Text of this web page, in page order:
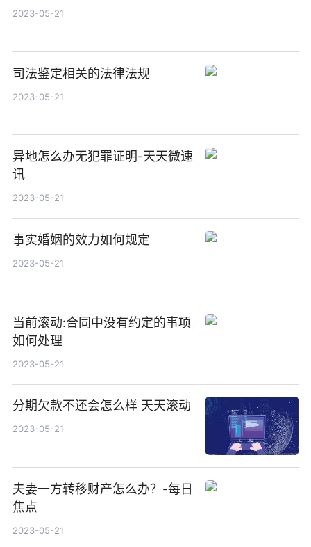
2023-05-21
司法鉴定相关的法律法规
2023-05-21
异地怎么办无犯罪证明-天天微速
讯
2023-05-21
事实婚姻的效力如何规定
2023-05-21
当前滚动:合同中没有约定的事项
如何处理
2023-05-21
分期欠款不还会怎么样 天天滚动
2023-05-21
夫妻一方转移财产怎么办？-每日
焦点
2023-05-21